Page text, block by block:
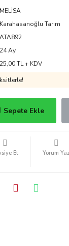
MELİSA
Karahasanoğlu Tarım
ATA892
24 Ay
25,00 TL + KDV
Sepete Ekle
Et Yorum Yaz